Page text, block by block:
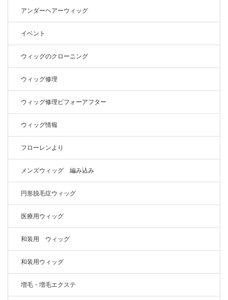
アンダーヘアーウィッグ
イベント
ウィッグのクローニング
ウィッグ修理
ウィッグ修理ビフォーアフター
ウィッグ情報
フローレンより
メンズウィッグ 編み込み
円形脱毛症ウィッグ
医療用ウィッグ
和装用 ウィッグ
和装用ウィッグ
増毛・増毛エクステ